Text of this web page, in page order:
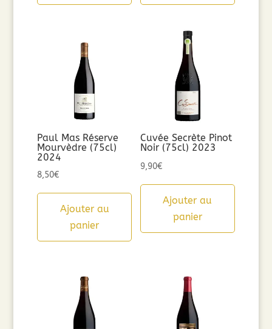
Paul Mas Réserve
Mourvèdre (75cl)
2024
8,50€
Ajouter au
panier
Cuvée Secrète Pinot
Noir (75cl) 2023
9,90€
Ajouter au
panier